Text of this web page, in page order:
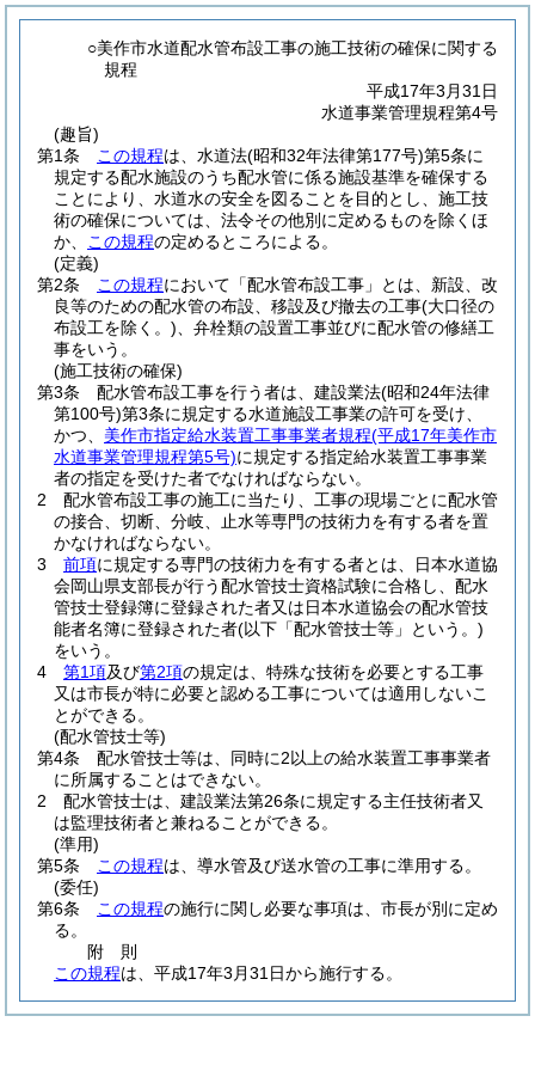
○美作市水道配水管布設工事の施工技術の確保に関する
規程
平成17年3月31日
水道事業管理規程第4号
(趣旨)
第1条
この規程は、水道法(昭和32年法律第177号)第5条に
規定する配水施設のうち配水管に係る施設基準を確保する
ことにより、水道水の安全を図ることを目的とし、施工技
術の確保については、法令その他別に定めるものを除くほ
か、
この規程の定めるところによる。
(定義)
第2条
この規程において「配水管布設工事」とは、新設、改
良等のための配水管の布設、移設及び撤去の工事(大口径の
布設工を除く。) 、弁栓類の設置工事並びに配水管の修繕工
事をいう。
(施工技術の確保)
第3条
配水管布設工事を行う者は、建設業法(昭和24年法律
第100号)第3条に規定する水道施設工事業の許可を受け、
かつ、 美作市指定給水装置工事事業者規程(平成17年美作市
水道事業管理規程第5号)に規定する指定給水装置工事事業
者の指定を受けた者でなければならない。
2
配水管布設工事の施工に当たり、工事の現場ごとに配水管
の接合、切断、分岐、止水等専門の技術力を有する者を置
かなければならない。
3
前項に規定する専門の技術力を有する者とは、日本水道協
会岡山県支部長が行う配水管技士資格試験に合格し、配水
管技士登録簿に登録された者又は日本水道協会の配水管技
能者名簿に登録された者(以下「配水管技士等」という。)
をいう。
4
第1項及び第2項の規定は、特殊な技術を必要とする工事
又は市長が特に必要と認める工事については適用しないこ
とができる。
(配水管技士等)
第4条
配水管技士等は、同時に2以上の給水装置工事事業者
に所属することはできない。
2
配水管技士は、建設業法第26条に規定する主任技術者又
は監理技術者と兼ねることができる。
(準用)
第5条
この規程は、導水管及び送水管の工事に準用する。
(委任)
第6条
この規程の施行に関し必要な事項は、市長が別に定め
る。
附 則
この規程は、平成17年3月31日から施行する。